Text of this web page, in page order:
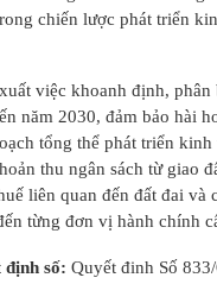
chiến lược phát triển
việc khoanh định, phân
năm 2030, đảm bảo hài
tổng thể phát triển
thu ngân sách từ giao
liên quan đến đất đai và
từng đơn vị hành chính
số: Quyết đinh Số
chung xây
đô thị Ki...
Quy
chung
phố Hải
quản
thải rắn
dựng
Quy
dựng
huyện
Thành
Quy
dựng